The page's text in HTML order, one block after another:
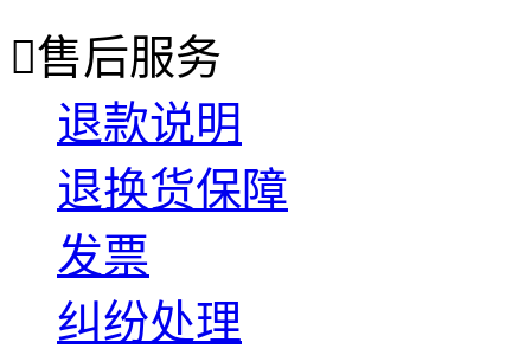
售后服务
退款说明
退换货保障
发票
纠纷处理